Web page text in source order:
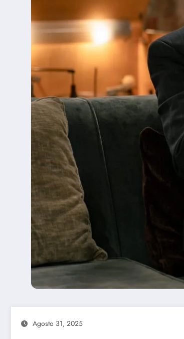
Agosto 31, 2025